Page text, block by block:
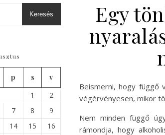
Keresés
p s
v
1
2
7 8
9
14 15
16
Egy
Beismerni, hogy függő
végérvényesen, mikor
Nem minden függő
rámondja, hogy